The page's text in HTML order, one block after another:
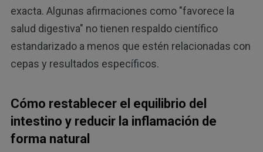
exacta. Algunas afirmaciones como "favorece la
salud digestiva" no tienen respaldo científico
estandarizado a menos que estén relacionadas con
cepas y resultados específicos.
Cómo restablecer el equilibrio del
intestino y reducir la inflamación de
forma natural